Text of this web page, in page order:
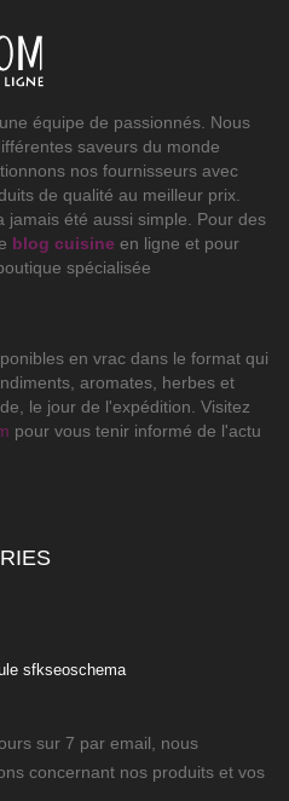
équipe de passionnés. Nous
saveurs du monde
nos fournisseurs avec
de qualité au meilleur prix.
jamais été aussi simple. Pour des
blog cuisine en ligne et pour
spécialisée
en vrac dans le format qui
aromates, herbes et
le jour de l'expédition. Visitez
pour vous tenir informé de l'actu
sfkseoschema
sur 7 par email, nous
concernant nos produits et vos